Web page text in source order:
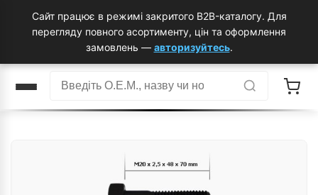
Сайт працює в режимі закритого B2B-каталогу. Для
перегляду повного асортименту, цін та оформлення
замовлень — авторизуйтесь.